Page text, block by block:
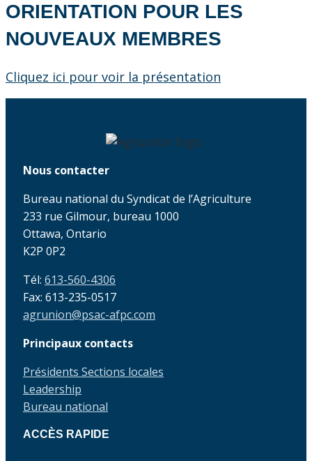
ORIENTATION POUR LES
NOUVEAUX MEMBRES
Cliquez ici pour voir la présentation
Nous contacter
Bureau national du Syndicat de l’Agriculture
233 rue Gilmour, bureau 1000
Ottawa, Ontario
K2P 0P2
Tél: 613-560-4306
Fax: 613-235-0517
agrunion@psac-afpc.com
Principaux contacts
Présidents Sections locales
Leadership
Bureau national
ACCÈS RAPIDE